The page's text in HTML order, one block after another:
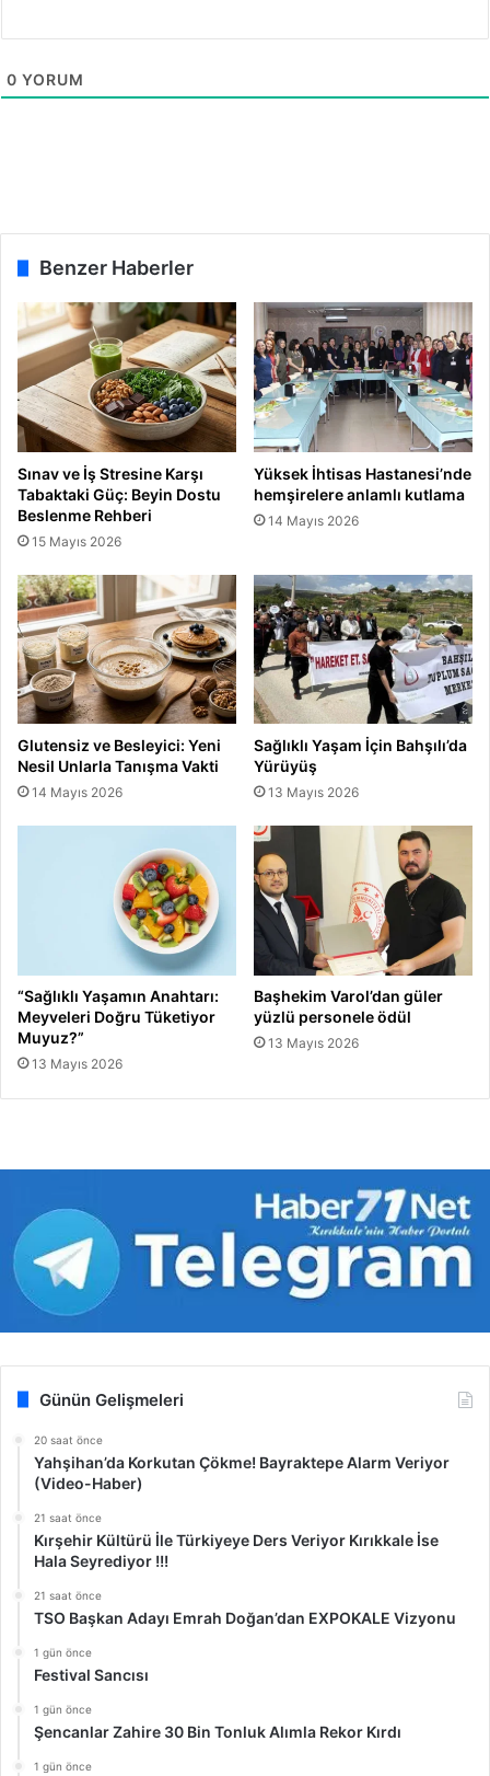
0 YORUM
Benzer Haberler
Sınav ve İş Stresine Karşı
Tabaktaki Güç: Beyin Dostu
Beslenme Rehberi
15 Mayıs 2026
Yüksek İhtisas Hastanesi’nde
hemşirelere anlamlı kutlama
14 Mayıs 2026
Glutensiz ve Besleyici: Yeni
Nesil Unlarla Tanışma Vakti
14 Mayıs 2026
Sağlıklı Yaşam İçin Bahşılı’da
Yürüyüş
13 Mayıs 2026
“Sağlıklı Yaşamın Anahtarı:
Meyveleri Doğru Tüketiyor
Muyuz?”
13 Mayıs 2026
Başhekim Varol’dan güler
yüzlü personele ödül
13 Mayıs 2026
Günün Gelişmeleri
20 saat önce
Yahşihan’da Korkutan Çökme! Bayraktepe Alarm Veriyor
(Video-Haber)
21 saat önce
Kırşehir Kültürü İle Türkiyeye Ders Veriyor Kırıkkale İse
Hala Seyrediyor !!!
21 saat önce
TSO Başkan Adayı Emrah Doğan’dan EXPOKALE Vizyonu
1 gün önce
Festival Sancısı
1 gün önce
Şencanlar Zahire 30 Bin Tonluk Alımla Rekor Kırdı
1 gün önce